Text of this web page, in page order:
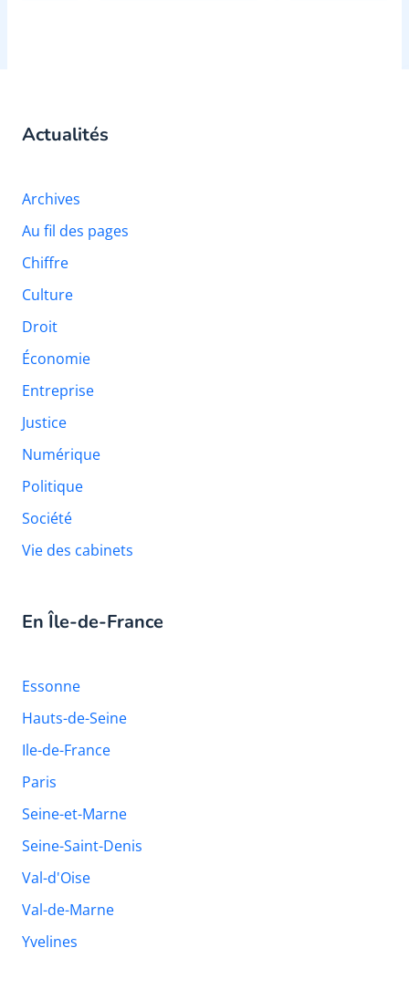
Actualités
Archives
Au fil des pages
Chiffre
Culture
Droit
Économie
Entreprise
Justice
Numérique
Politique
Société
Vie des cabinets
En Île-de-France
Essonne
Hauts-de-Seine
Ile-de-France
Paris
Seine-et-Marne
Seine-Saint-Denis
Val-d'Oise
Val-de-Marne
Yvelines